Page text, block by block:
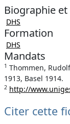
Biographie
DHS
Formation
DHS
Mandats
1 Thommen,
1913, Basel 1914.
2 http://
Citer cette